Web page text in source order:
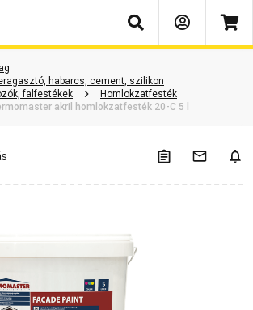
Keresés
habarcs, cement, szilikon
falfestékek
Homlokzatfesték
akril homlokzatfesték 20-C 5 l
Kérdések és válaszok